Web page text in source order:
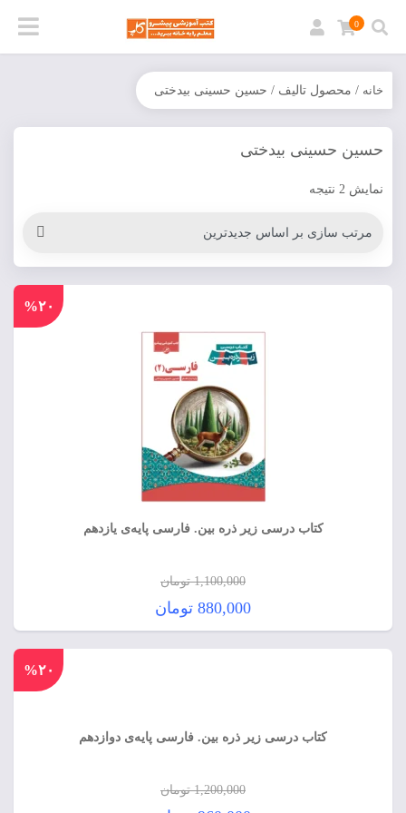
0
خانه / محصول تالیف / حسین حسینی بیدختی
حسین حسینی بیدختی
نمایش 2 نتیجه
کتاب درسی زیر ذره بین. فارسی پایه‌ی یازدهم
1,100,000 تومان
قیمت
اصلی:
1,100,000 تومان
880,000 تومان
قیمت
%۲۰
کتاب درسی زیر ذره بین. فارسی پایه‌ی دوازدهم
1,200,000 تومان
%۲۰